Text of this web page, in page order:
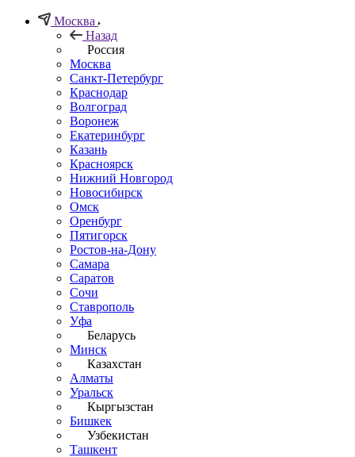
Москва
Назад
Россия
Москва
Санкт-Петербург
Краснодар
Волгоград
Воронеж
Екатеринбург
Казань
Красноярск
Нижний Новгород
Новосибирск
Омск
Оренбург
Пятигорск
Ростов-на-Дону
Самара
Саратов
Сочи
Ставрополь
Уфа
Беларусь
Минск
Казахстан
Алматы
Уральск
Кыргызстан
Бишкек
Узбекистан
Ташкент